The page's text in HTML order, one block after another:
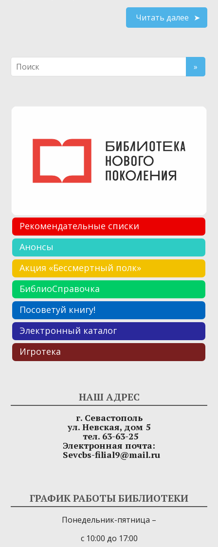
Читать далее
Рекомендательные списки
Анонсы
Акция «Бессмертный полк»
БиблиоСправочка
Посоветуй книгу!
Электронный каталог
Игротека
НАШ АДРЕС
г. Севастополь
ул. Невская, дом 5
тел. 63-63-25
Электронная почта:
Sevcbs-filial9@mail.ru
ГРАФИК РАБОТЫ БИБЛИОТЕКИ
Понедельник-пятница –
с 10:00 до 17:00